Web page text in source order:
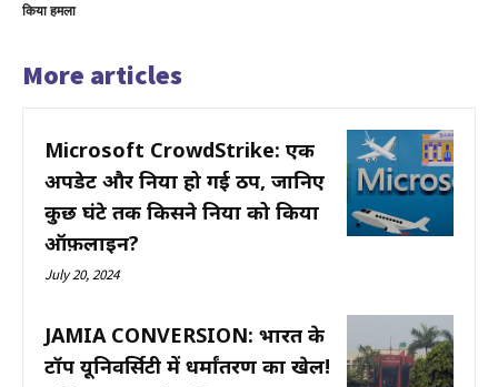
किया हमला
More articles
Microsoft CrowdStrike: एक
अपडेट और दुनिया हो गई ठप, जानिए
कुछ घंटे तक किसने दुनिया को किया
ऑफ़लाइन?
July 20, 2024
JAMIA CONVERSION: भारत के
टॉप यूनिवर्सिटी में धर्मांतरण का खेल!